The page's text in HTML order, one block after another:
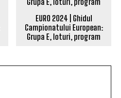
EURO 2024 | Ghidul
Campionatului European:
Grupa E, loturi, program